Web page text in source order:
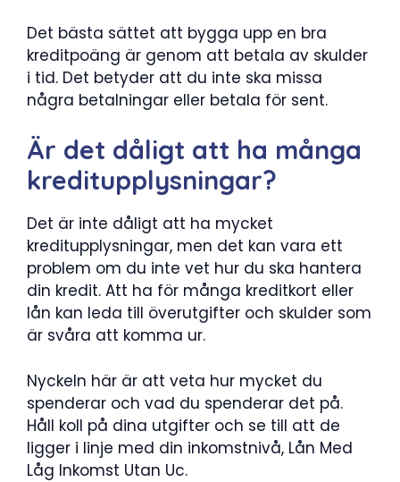
Det bästa sättet att bygga upp en bra
kreditpoäng är genom att betala av skulder
i tid. Det betyder att du inte ska missa
några betalningar eller betala för sent.
Är det dåligt att ha många
kreditupplysningar?
Det är inte dåligt att ha mycket
kreditupplysningar, men det kan vara ett
problem om du inte vet hur du ska hantera
din kredit. Att ha för många kreditkort eller
lån kan leda till överutgifter och skulder som
är svåra att komma ur.
Nyckeln här är att veta hur mycket du
spenderar och vad du spenderar det på.
Håll koll på dina utgifter och se till att de
ligger i linje med din inkomstnivå, Lån Med
Låg Inkomst Utan Uc.